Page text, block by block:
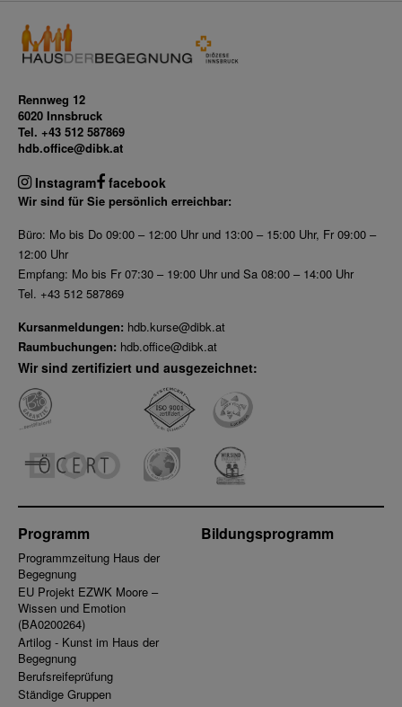
Rennweg 12
6020 Innsbruck
Tel. +43 512 587869
hdb.office@dibk.at
Instagram facebook
Wir sind für Sie persönlich erreichbar:
Büro: Mo bis Do 09:00 – 12:00 Uhr und 13:00 – 15:00 Uhr, Fr 09:00 –
12:00 Uhr
Empfang: Mo bis Fr 07:30 – 19:00 Uhr und Sa 08:00 – 14:00 Uhr
Tel. +43 512 587869
Kursanmeldungen: hdb.kurse@dibk.at
Raumbuchungen: hdb.office@dibk.at
Wir sind zertifiziert und ausgezeichnet:
Programm
Programmzeitung Haus der
Begegnung
EU Projekt EZWK Moore –
Wissen und Emotion
(BA0200264)
Artilog - Kunst im Haus der
Begegnung
Berufsreifeprüfung
Ständige Gruppen
Bildungsprogramm